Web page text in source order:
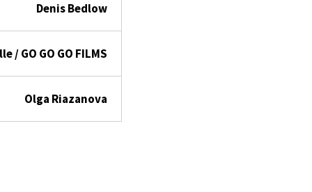
Denis Bedlow
/ GO GO GO FILMS
Olga Riazanova